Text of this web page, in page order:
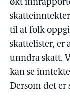
økt
til at folk
skattelister, er
unndra skatt.
kan se
Dersom det